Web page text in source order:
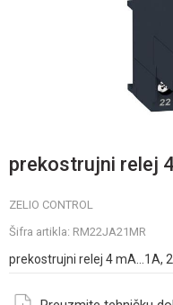
prekostrujni relej
ZELIO CONTROL
Šifra artikla: RM22JA21MR
prekostrujni relej 4 mA…1A,